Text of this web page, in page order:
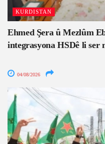
KURDISTAN
Ehmed Şera û Mezlûm
integrasyona HSDê li ser
04/08/2026